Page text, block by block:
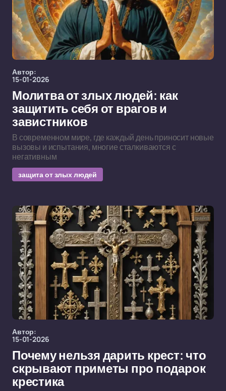
Автор:
15-01-2026
Молитва от злых людей: как
защитить себя от врагов и
завистников
В современном мире, где каждый день приносит новые
вызовы и испытания, многие сталкиваются с
негативным
защита от злых людей
Автор:
15-01-2026
Почему нельзя дарить крест: что
скрывают приметы про подарок
крестика